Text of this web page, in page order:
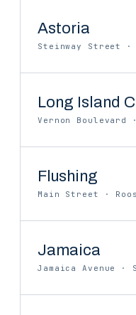
Astoria
Steinway Street ·
Long Island
Vernon Boulevard
Flushing
Main Street ·
Jamaica
Jamaica Avenue ·